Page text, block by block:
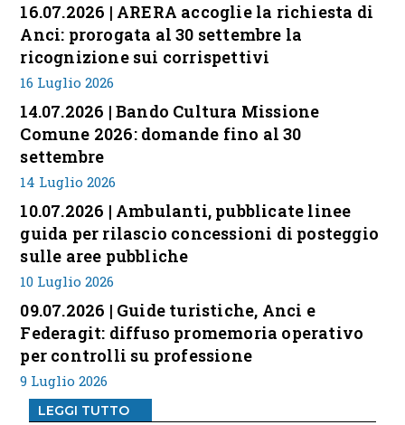
16.07.2026 | ARERA accoglie la richiesta di
Anci: prorogata al 30 settembre la
ricognizione sui corrispettivi
16 Luglio 2026
14.07.2026 | Bando Cultura Missione
Comune 2026: domande fino al 30
settembre
14 Luglio 2026
10.07.2026 | Ambulanti, pubblicate linee
guida per rilascio concessioni di posteggio
sulle aree pubbliche
10 Luglio 2026
09.07.2026 | Guide turistiche, Anci e
Federagit: diffuso promemoria operativo
per controlli su professione
9 Luglio 2026
LEGGI TUTTO